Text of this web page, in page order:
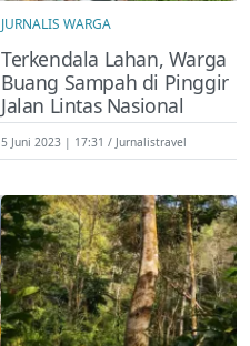
JURNALIS WARGA
Terkendala Lahan, Warga
Buang Sampah di Pinggir
Jalan Lintas Nasional
5 Juni 2023 | 17:31 Jurnalistravel